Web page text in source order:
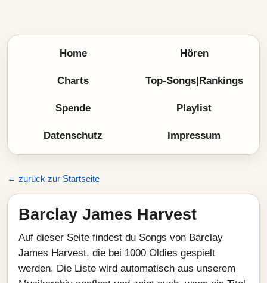
Home Hören
Charts Top-Songs|Rankings
Spende Playlist
Datenschutz Impressum
← zurück zur Startseite
Barclay James Harvest
Auf dieser Seite findest du Songs von Barclay
James Harvest, die bei 1000 Oldies gespielt
werden. Die Liste wird automatisch aus unserem